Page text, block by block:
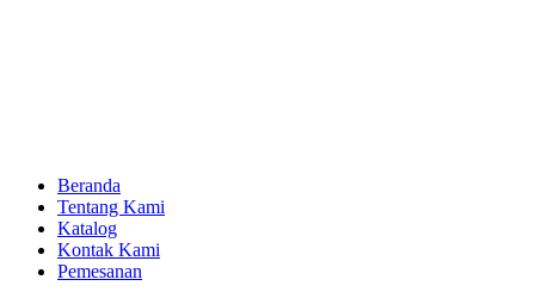
Beranda
Tentang Kami
Katalog
Kontak Kami
Pemesanan